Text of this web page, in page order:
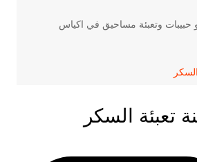
حبيبات وتعبئة مساحيق في اكياس
تعبئة السكر